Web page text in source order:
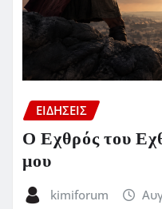
ΕΙΔΗΣΕΙΣ
Ο Εχθρός του
μου
kimiforum